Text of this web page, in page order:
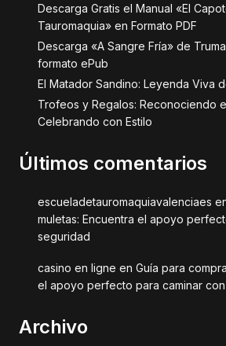
Descarga Gratis el Manual «El
Tauromaquia» en Formato PDF
Descarga «A Sangre Fría» de
formato ePub
El Matador Sandino: Leyenda Viva
Trofeos y Regalos: Reconociendo
Celebrando con Estilo
Últimos comentarios
escueladetauromaquiavalenciaes
muletas: Encuentra el apoyo
seguridad
casino en ligne en Guía para
el apoyo perfecto para caminar
Archivo